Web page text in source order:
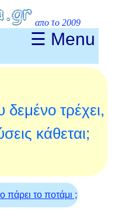
απο το 2009
☰ Menu
δεμένο τρέχει,
κάθεται;
πάρει το ποτάμι ;